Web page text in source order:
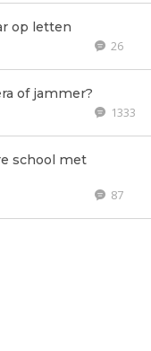
op letten
26
of jammer?
1333
school met
87